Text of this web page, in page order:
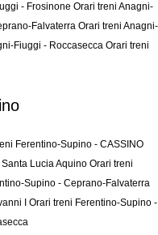
- Frosinone Orari treni Anagni-
Falvaterra Orari treni Anagni-
Fiuggi - Roccasecca Orari treni
Ferentino-Supino - CASSINO
Lucia Aquino Orari treni
Supino - Ceprano-Falvaterra
I Orari treni Ferentino-Supino -